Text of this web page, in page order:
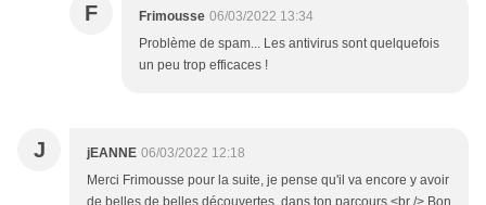
F Frimousse 06/03/2022 13:34
Problème de spam... Les antivirus sont quelquefois
un peu trop efficaces !
J jEANNE 06/03/2022 12:18
Merci Frimousse pour la suite, je pense qu'il va encore y avoir
de belles de belles découvertes, dans ton parcours.<br /> Bon